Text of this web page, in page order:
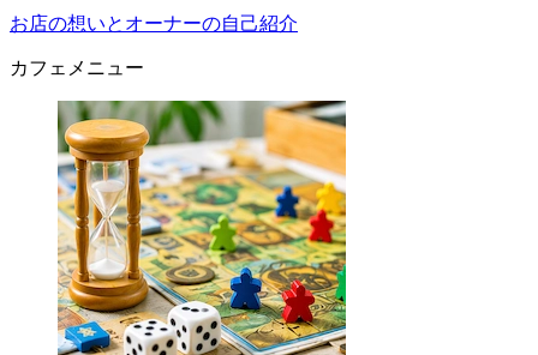
お店の想いとオーナーの自己紹介
カフェメニュー